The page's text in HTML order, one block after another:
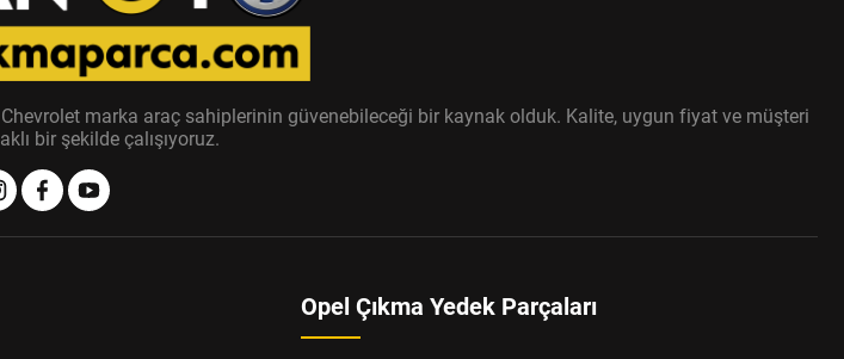
Chevrolet marka araç sahiplerinin güvenebileceği bir kaynak olduk. Kalite, uygun fiyat ve müşteri
bir şekilde çalışıyoruz.
Opel Çıkma Yedek Parçaları